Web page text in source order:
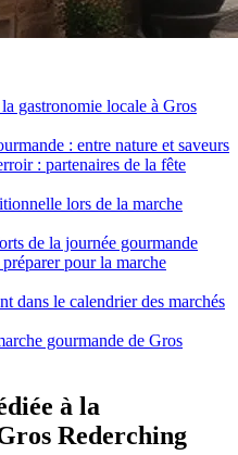
gastronomie locale à Gros
: entre nature et saveurs
: partenaires de la fête
lors de la marche
de la journée gourmande
pour la marche
dans le calendrier des marchés
gourmande de Gros
à la
Rederching